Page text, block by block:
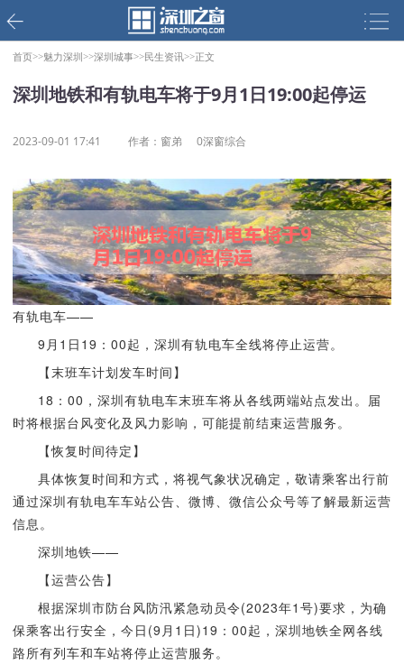
首页>>魅力深圳>>深圳城事>>民生资讯>>正文
深圳地铁和有轨电车将于9月1日19:00起停运
2023-09-01 17:41 作者：窗弟 0深窗综合
有轨电车——
9月1日19：00起，深圳有轨电车全线将停止运营。
【末班车计划发车时间】
18：00，深圳有轨电车末班车将从各线两端站点发出。届
时将根据台风变化及风力影响，可能提前结束运营服务。
【恢复时间待定】
具体恢复时间和方式，将视气象状况确定，敬请乘客出行前
通过深圳有轨电车车站公告、微博、微信公众号等了解最新运营
信息。
深圳地铁——
【运营公告】
根据深圳市防台风防汛紧急动员令(2023年1号)要求，为确
保乘客出行安全，今日(9月1日)19：00起，深圳地铁全网各线
路所有列车和车站将停止运营服务。